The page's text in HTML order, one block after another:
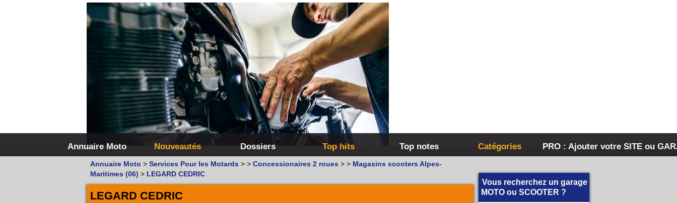
Annuaire Moto Nouveautés Dossiers Top hits Top notes Catégories PRO : Ajouter votre SITE ou
Vous recherchez un garage
MOTO ou SCOOTER ?
Annuaire Moto > Services Pour les Motards > > Concessionaires 2 roues > > Magasins scooters Alpes-
Maritimes (06) > LEGARD CEDRIC
LEGARD CEDRIC